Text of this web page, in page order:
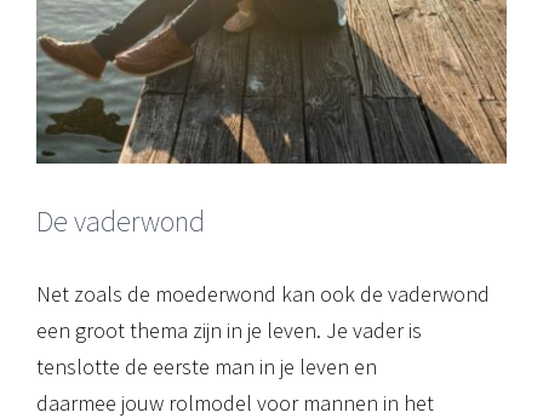
De vaderwond
Net zoals de moederwond kan ook de vaderwond
een groot thema zijn in je leven. Je vader is
tenslotte de eerste man in je leven en
daarmee jouw rolmodel voor mannen in het